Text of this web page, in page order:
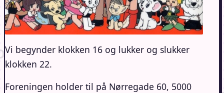
Vi begynder klokken 16 og lukker og slukker
klokken 22.
Foreningen holder til på Nørregade 60, 5000